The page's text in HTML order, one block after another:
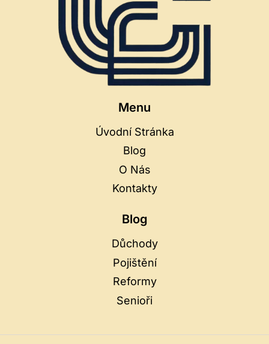
Menu
Úvodní Stránka
Blog
O Nás
Kontakty
Blog
Důchody
Pojištění
Reformy
Senioři